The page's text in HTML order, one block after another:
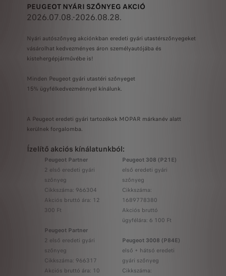
PEUGEOT NYÁRI SZŐNYEG AKCIÓ
2026.07.08.-2026.08.28.
Nyári autószőnyeg akciónkban eredeti gyári utastérszőnyegeket
vásárolhat kedvezményes áron személyautójába és
kistehergépjárművébe is!
Minden Peugeot gyári utastéri szőnyeget
15% ügyfélkedvezménnyel kínálunk.
A Peugeot eredeti gyári tartozékok MOPAR márkanév alatt
kerülnek forgalomba.
Ízelítő akciós kínálatunkból:
Peugeot Partner
2 első eredeti gyári
szőnyeg
Cikkszáma: 966304
Akciós bruttó ára: 12
300 Ft
Peugeot Partner
2 első eredeti gyári
szőnyeg
Cikkszáma: 966317
Akciós bruttó ára: 10
Peugeot 308 (P21E)
első eredeti gyári
szőnyeg
Cikkszáma:
1689778380
Akciós bruttó
ügyfélára: 6 100 Ft
Peugeot 3008 (P84E)
első + hátsó eredeti
gyári szőnyeg
Cikkszáma: